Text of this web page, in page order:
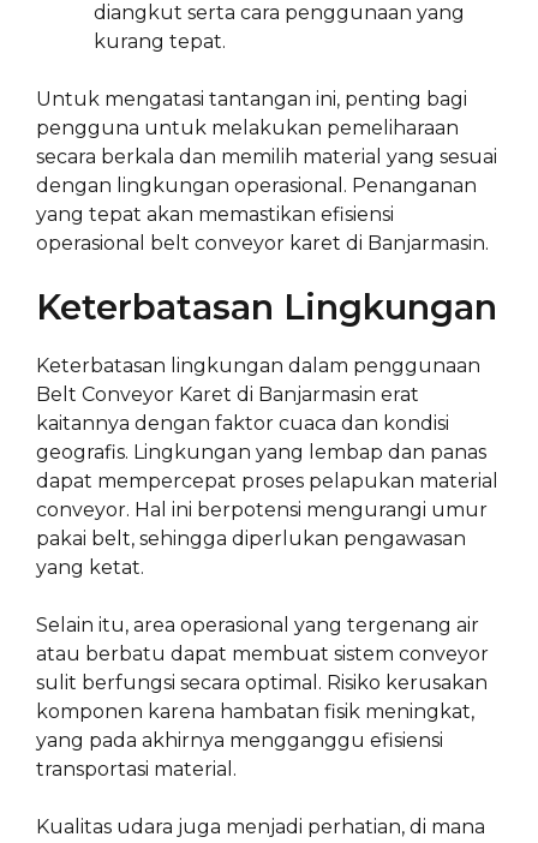
diangkut serta cara penggunaan yang
kurang tepat.
Untuk mengatasi tantangan ini, penting bagi
pengguna untuk melakukan pemeliharaan
secara berkala dan memilih material yang sesuai
dengan lingkungan operasional. Penanganan
yang tepat akan memastikan efisiensi
operasional belt conveyor karet di Banjarmasin.
Keterbatasan Lingkungan
Keterbatasan lingkungan dalam penggunaan
Belt Conveyor Karet di Banjarmasin erat
kaitannya dengan faktor cuaca dan kondisi
geografis. Lingkungan yang lembap dan panas
dapat mempercepat proses pelapukan material
conveyor. Hal ini berpotensi mengurangi umur
pakai belt, sehingga diperlukan pengawasan
yang ketat.
Selain itu, area operasional yang tergenang air
atau berbatu dapat membuat sistem conveyor
sulit berfungsi secara optimal. Risiko kerusakan
komponen karena hambatan fisik meningkat,
yang pada akhirnya mengganggu efisiensi
transportasi material.
Kualitas udara juga menjadi perhatian, di mana